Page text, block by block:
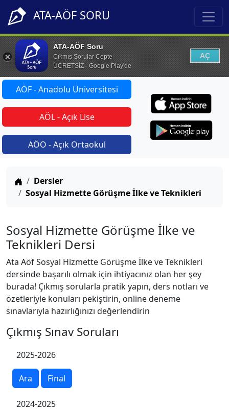
ATA-AÖF SORU
ATA-AÖF Soru
Çıkmış Sorular Cepte
ÜCRETSİZ - Google Play'de
AÇ
AÖF - Anadolu Üniversitesi
AÖL - Açık Lise
AÖO - Açık Ortaokul
Anasayfa
Dersler
Sosyal Hizmette Görüşme İlke ve Teknikleri
Sosyal Hizmette Görüşme İlke ve
Teknikleri Dersi
Ata Aöf Sosyal Hizmette Görüşme İlke ve Teknikleri
dersinde başarılı olmak için ihtiyacınız olan her şey
burada! Çıkmış sorularla pratik yapın, ders notları ve
özetleriyle konuları pekiştirin, online deneme
sınavlarıyla hazırlığınızı değerlendirin
Çıkmış Sınav Soruları
2025-2026
Ara Final
2024-2025